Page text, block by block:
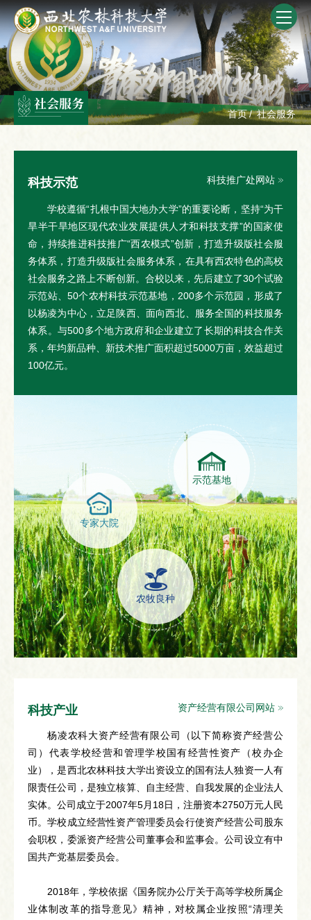
社会服务
首页/ 社会服务
科技推广处网站
科技示范
学校遵循“扎根中国大地办大学”的重要论断，坚持“为干
旱半干旱地区现代农业发展提供人才和科技支撑”的国家使
命，持续推进科技推广“西农模式”创新，打造升级版社会服
务体系，打造升级版社会服务体系，在具有西农特色的高校
社会服务之路上不断创新。合校以来，先后建立了30个试验
示范站、50个农村科技示范基地，200多个示范园，形成了
以杨凌为中心，立足陕西、面向西北、服务全国的科技服务
体系。与500多个地方政府和企业建立了长期的科技合作关
系，年均新品种、新技术推广面积超过5000万亩，效益超过
100亿元。
专家大院
示范基地
农牧良种
资产经营有限公司网站
科技产业
杨凌农科大资产经营有限公司（以下简称资产经营公
司）代表学校经营和管理学校国有经营性资产（校办企
业），是西北农林科技大学出资设立的国有法人独资一人有
限责任公司，是独立核算、自主经营、自我发展的企业法人
实体。公司成立于2007年5月18日，注册资本2750万元人民
币。学校成立经营性资产管理委员会行使资产经营公司股东
会职权，委派资产经营公司董事会和监事会。公司设立有中
国共产党基层委员会。
2018年，学校依据《国务院办公厅关于高等学校所属企
业体制改革的指导意见》精神，对校属企业按照“清理关